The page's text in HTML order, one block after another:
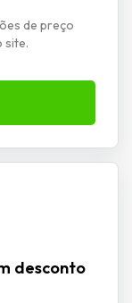
de preço
site.
desconto